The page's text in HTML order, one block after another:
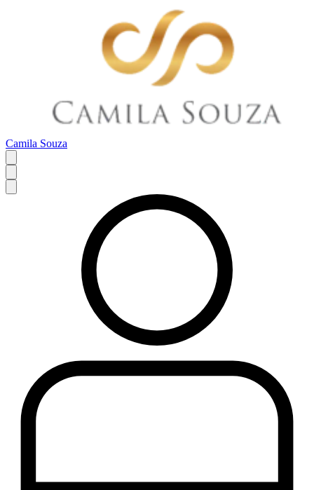
Camila Souza